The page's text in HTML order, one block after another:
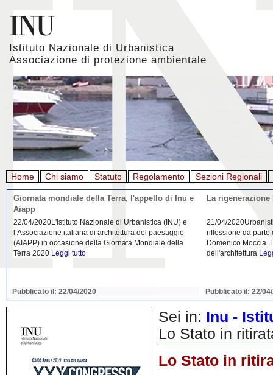
Istituto Nazionale di Urbanistica
Associazione di protezione ambientale
Home Chi siamo Statuto Regolamento Sezioni Regionali
Giornata mondiale della Terra, l'appello di Inu e
Aiapp
22/04/2020L'Istituto Nazionale di Urbanistica (INU) e
l’Associazione italiana di architettura del paesaggio
(AIAPP) in occasione della Giornata Mondiale della
Terra 2020 Leggi tutto
Pubblicato il: 22/04/2020
La
21/04/
riflessione da parte
Domenico Moccia.
dell'architettura
Pubblicato il: 22/
Sei in: Inu -
Lo Stato in
Lo Stato in